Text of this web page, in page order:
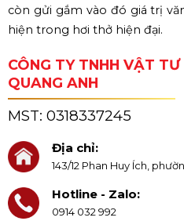
còn gửi gắm vào đó giá trị
hiện trong hơi thở hiện đại.
CÔNG TY TNHH VẬT
QUANG ANH
MST: 0318337245
Địa chỉ:
143/12 Phan Huy Ích,
Hotline - Zalo:
0914 032 992